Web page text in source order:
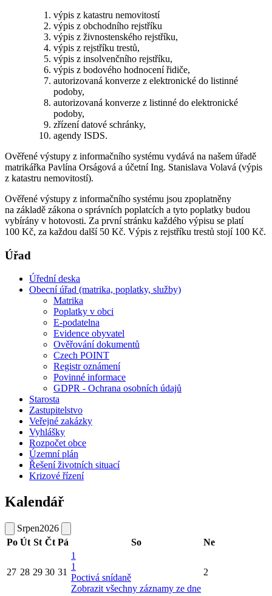
výpis z katastru nemovitostí
výpis z obchodního rejstříku
výpis z živnostenského rejstříku,
výpis z rejstříku trestů,
výpis z insolvenčního rejstříku,
výpis z bodového hodnocení řidiče,
autorizovaná konverze z elektronické do listinné
podoby,
autorizovaná konverze z listinné do elektronické
podoby,
zřízení datové schránky,
agendy ISDS.
Ověřené výstupy z informačního systému vydává na našem úřadě
matrikářka Pavlína Orságová a účetní Ing. Stanislava Volavá (výpis
z katastru nemovitostí).
Ověřené výstupy z informačního systému jsou zpoplatněny
na základě zákona o správních poplatcích a tyto poplatky budou
vybírány v hotovosti. Za první stránku každého výpisu se platí
100 Kč, za každou další 50 Kč. Výpis z rejstříku trestů stojí 100 Kč.
Úřad
Úřední deska
Obecní úřad (matrika, poplatky, služby)
Matrika
Poplatky v obci
E-podatelna
Evidence obyvatel
Ověřování dokumentů
Czech POINT
Registr oznámení
Povinné informace
GDPR - Ochrana osobních údajů
Starosta
Zastupitelstvo
Veřejné zakázky
Vyhlášky
Rozpočet obce
Územní plán
Řešení životních situací
Krizové řízení
Kalendář
Srpen2026
Po Út St Čt Pá So Ne
27 28 29 30 31
1
1
Poctivá snídaně
Zobrazit všechny záznamy ze dne
2